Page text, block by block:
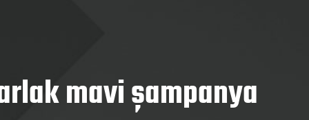
mavi şampanya